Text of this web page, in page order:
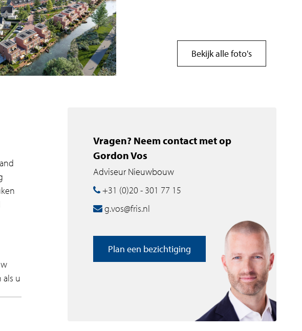
Bekijk alle foto's
u
te
Vragen? Neem contact met op
Gordon Vos
Adviseur Nieuwbouw
+31 (0)20 - 301 77 15
g.vos@fris.nl
Plan een bezichtiging